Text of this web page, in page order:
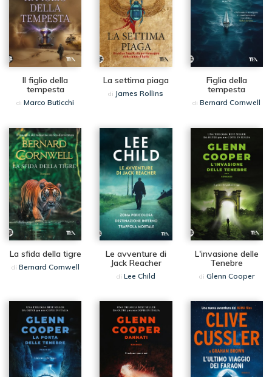
Il figlio della
tempesta
diMarco Buticchi
La settima piaga
di James Rollins
Figlia della
tempesta
diBernard Cornwell
La sfida della tigre
di Bernard Cornwell
Le avventure di
Jack Reacher
di Lee Child
L'invasione delle
Tenebre
di Glenn Cooper